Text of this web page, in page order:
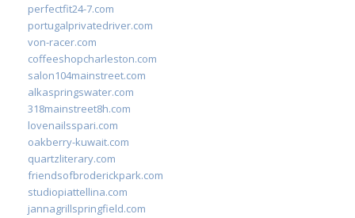
perfectfit24-7.com
portugalprivatedriver.com
von-racer.com
coffeeshopcharleston.com
salon104mainstreet.com
alkaspringswater.com
318mainstreet8h.com
lovenailsspari.com
oakberry-kuwait.com
quartzliterary.com
friendsofbroderickpark.com
studiopiattellina.com
jannagrillspringfield.com